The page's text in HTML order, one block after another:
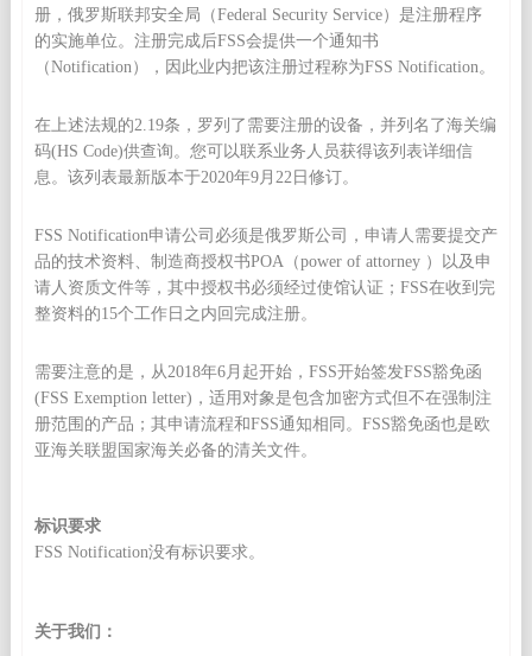
册，俄罗斯联邦安全局（Federal Security Service）是注册程序
的实施单位。注册完成后FSS会提供一个通知书
（Notification），因此业内把该注册过程称为FSS Notification。
在上述法规的2.19条，罗列了需要注册的设备，并列名了海关编
码(HS Code)供查询。您可以联系业务人员获得该列表详细信
息。该列表最新版本于2020年9月22日修订。
FSS Notification申请公司必须是俄罗斯公司，申请人需要提交产
品的技术资料、制造商授权书POA（power of attorney ）以及申
请人资质文件等，其中授权书必须经过使馆认证；FSS在收到完
整资料的15个工作日之内回完成注册。
需要注意的是，从2018年6月起开始，FSS开始签发FSS豁免函
(FSS Exemption letter)，适用对象是包含加密方式但不在强制注
册范围的产品；其申请流程和FSS通知相同。FSS豁免函也是欧
亚海关联盟国家海关必备的清关文件。
标识要求
FSS Notification没有标识要求。
关于我们：